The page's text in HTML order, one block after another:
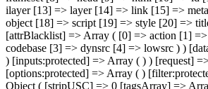
ilayer [13] => layer [14] => link [15] =>
object [18] => script [19] => style [20] =>
[attrBlacklist] => Array ( [0] => action [1]
codebase [3] => dynsrc [4] => lowsrc ) )
) [inputs:protected] => Array ( ) ) [request]
[options:protected] => Array ( )
Object ( [stripUSC] => 0 [tagsArray] =>